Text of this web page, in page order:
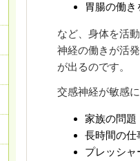
胃腸の働き
など、身体を活
神経の働きが活発
が出るのです。
交感神経が敏感
家族の問題
長時間の仕
プレッシャ